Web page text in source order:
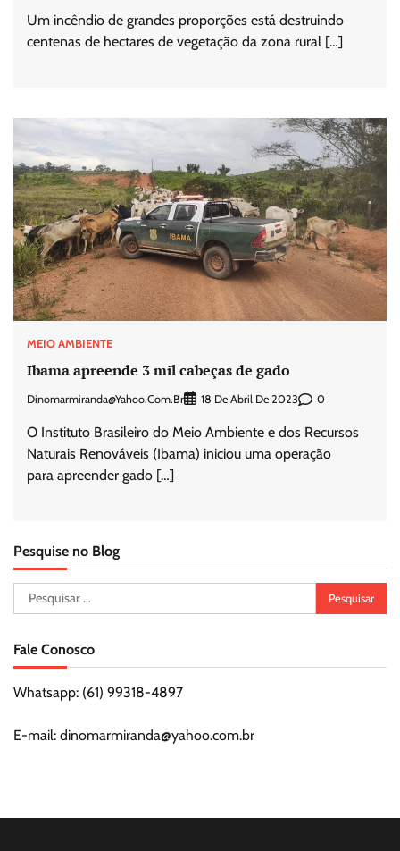
Um incêndio de grandes proporções está destruindo
centenas de hectares de vegetação da zona rural […]
MEIO AMBIENTE
Ibama apreende 3 mil cabeças de gado
Dinomarmiranda@yahoo.com.br 18 De Abril De 2023 0
O Instituto Brasileiro do Meio Ambiente e dos Recursos
Naturais Renováveis (Ibama) iniciou uma operação
para apreender gado […]
Pesquise no Blog
Pesquisar
por:
Fale Conosco
Whatsapp: (61) 99318-4897
E-mail: dinomarmiranda@yahoo.com.br